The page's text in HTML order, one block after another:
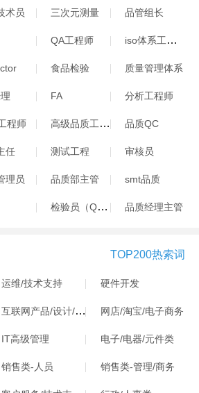
术员 三次元测量 品管组长
QA工程师 iso体系工程师
食品检验 质量管理体系
FA 分析工程师
程师 高级品质工程师 品质QC
任 测试工程 审核员
理员 品质部主管 smt品质
检验员（QC） 品质经理主管
TOP200热索词
运维/技术支持 硬件开发
互联网产品/设计/运营 网店/淘宝/电子商务
IT高级管理 电子/电器/元件类
销售类-人员 销售类-管理/商务